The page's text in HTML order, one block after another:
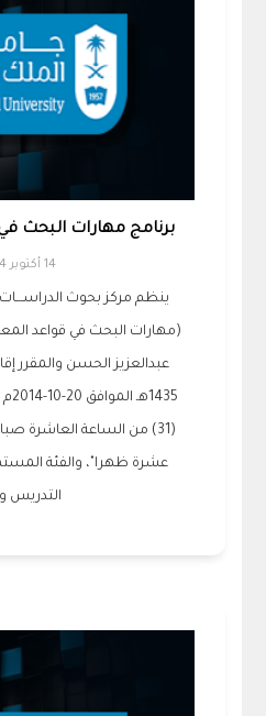
برنامج مهارات البحث
14 أكتوبر 2014
ينظم مركز بحوث
(مهارات البحث في قواعد
(31) من الساعة العاشرة
عشرة ظهرا"، والفئة
التدريس